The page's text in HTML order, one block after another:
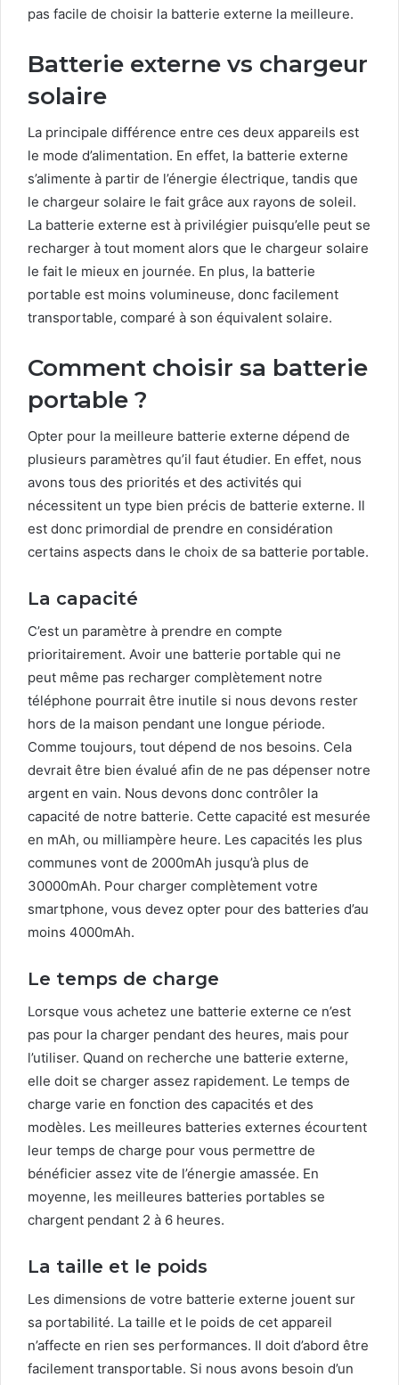
pas facile de choisir la batterie externe la meilleure.
Batterie externe vs chargeur
solaire
La principale différence entre ces deux appareils est
le mode d’alimentation. En effet, la batterie externe
s’alimente à partir de l’énergie électrique, tandis que
le chargeur solaire le fait grâce aux rayons de soleil.
La batterie externe est à privilégier puisqu’elle peut se
recharger à tout moment alors que le chargeur solaire
le fait le mieux en journée. En plus, la batterie
portable est moins volumineuse, donc facilement
transportable, comparé à son équivalent solaire.
Comment choisir sa batterie
portable ?
Opter pour la meilleure batterie externe dépend de
plusieurs paramètres qu’il faut étudier. En effet, nous
avons tous des priorités et des activités qui
nécessitent un type bien précis de batterie externe. Il
est donc primordial de prendre en considération
certains aspects dans le choix de sa batterie portable.
La capacité
C’est un paramètre à prendre en compte
prioritairement. Avoir une batterie portable qui ne
peut même pas recharger complètement notre
téléphone pourrait être inutile si nous devons rester
hors de la maison pendant une longue période.
Comme toujours, tout dépend de nos besoins. Cela
devrait être bien évalué afin de ne pas dépenser notre
argent en vain. Nous devons donc contrôler la
capacité de notre batterie. Cette capacité est mesurée
en mAh, ou milliampère heure. Les capacités les plus
communes vont de 2000mAh jusqu’à plus de
30000mAh. Pour charger complètement votre
smartphone, vous devez opter pour des batteries d’au
moins 4000mAh.
Le temps de charge
Lorsque vous achetez une batterie externe ce n’est
pas pour la charger pendant des heures, mais pour
l’utiliser. Quand on recherche une batterie externe,
elle doit se charger assez rapidement. Le temps de
charge varie en fonction des capacités et des
modèles. Les meilleures batteries externes écourtent
leur temps de charge pour vous permettre de
bénéficier assez vite de l’énergie amassée. En
moyenne, les meilleures batteries portables se
chargent pendant 2 à 6 heures.
La taille et le poids
Les dimensions de votre batterie externe jouent sur
sa portabilité. La taille et le poids de cet appareil
n’affecte en rien ses performances. Il doit d’abord être
facilement transportable. Si nous avons besoin d’un